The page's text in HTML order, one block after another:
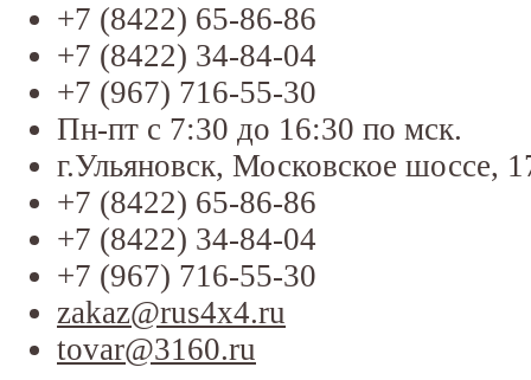
+7 (8422) 65-86-86
+7 (8422) 34-84-04
+7 (967) 716-55-30
Пн-пт с 7:30 до 16:30 по мск.
г.Ульяновск, Московское шоссе,
+7 (8422) 65-86-86
+7 (8422) 34-84-04
+7 (967) 716-55-30
zakaz@rus4x4.ru
tovar@3160.ru